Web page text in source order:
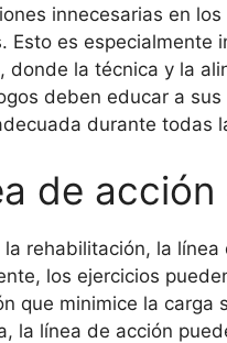
innecesarias en
Esto es
donde la técnica y la
deben educar a
durante todas
de
la rehabilitación, la
los ejercicios
que minimice la carga
la línea de acción